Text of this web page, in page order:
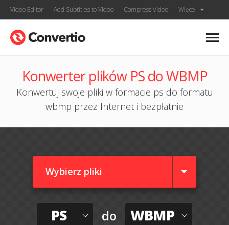
Video Editor Add Subtitles to Video Compress Video Więcej
Konwerter plików PS do WBMP
Konwertuj swoje pliki w formacie ps do formatu
wbmp przez Internet i bezpłatnie
Wybierz pliki
PS do WBMP